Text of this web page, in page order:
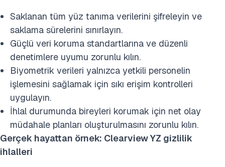
Saklanan tüm yüz tanıma verilerini şifreleyin ve
saklama sürelerini sınırlayın.
Güçlü veri koruma standartlarına ve düzenli
denetimlere uyumu zorunlu kılın.
Biyometrik verileri yalnızca yetkili personelin
işlemesini sağlamak için sıkı erişim kontrolleri
uygulayın.
İhlal durumunda bireyleri korumak için net olay
müdahale planları oluşturulmasını zorunlu kılın.
Gerçek hayattan örnek: Clearview YZ gizlilik
ihlalleri